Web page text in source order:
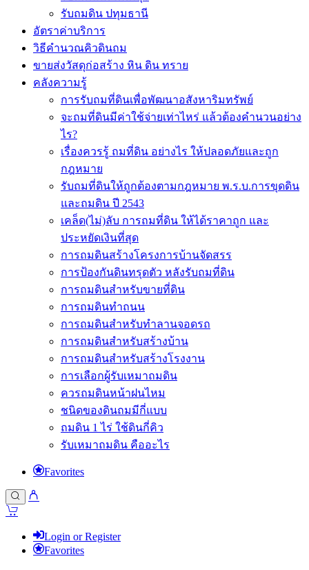
รับถมดิน ปทุมธานี
อัตราค่าบริการ
วิธีคำนวณคิวดินถม
ขายส่งวัสดุก่อสร้าง หิน ดิน ทราย
คลังความรู้
การรับถมที่ดินเพื่อพัฒนาอสังหาริมทรัพย์
จะถมที่ดินมีค่าใช้จ่ายเท่าไหร่ แล้วต้องคำนวนอย่าง
ไร?
เรื่องควรรู้ ถมที่ดิน อย่างไร ให้ปลอดภัยและถูก
กฎหมาย
รับถมที่ดินให้ถูกต้องตามกฎหมาย พ.ร.บ.การขุดดิน
และถมดิน ปี 2543
เคล็ด(ไม่)ลับ การถมที่ดิน ให้ได้ราคาถูก และ
ประหยัดเงินที่สุด
การถมดินสร้างโครงการบ้านจัดสรร
การป้องกันดินทรุดตัว หลังรับถมที่ดิน
การถมดินสำหรับขายที่ดิน
การถมดินทำถนน
การถมดินสำหรับทำลานจอดรถ
การถมดินสำหรับสร้างบ้าน
การถมดินสำหรับสร้างโรงงาน
การเลือกผู้รับเหมาถมดิน
ควรถมดินหน้าฝนไหม
ชนิดของดินถมมีกี่แบบ
ถมดิน 1 ไร่ ใช้ดินกี่คิว
รับเหมาถมดิน คืออะไร
Favorites
Login or Register
Favorites